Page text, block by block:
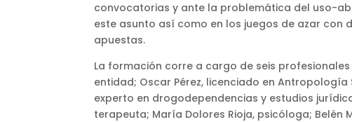
convocatorias y ante la problemática del uso-
este asunto así como en los juegos de azar con
apuestas.
La formación corre a cargo de seis
entidad; Oscar Pérez, licenciado en
experto en drogodependencias y estudios
terapeuta; María Dolores Rioja, psicóloga; Belén